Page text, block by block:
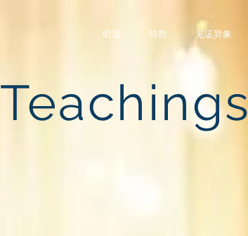
听道 得胜 见证异象
Teachings